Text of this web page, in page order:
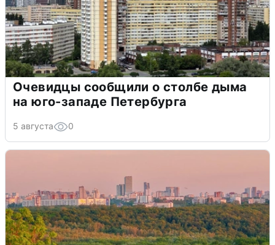
Очевидцы сообщили о столбе дыма
на юго-западе Петербурга
5 августа 0